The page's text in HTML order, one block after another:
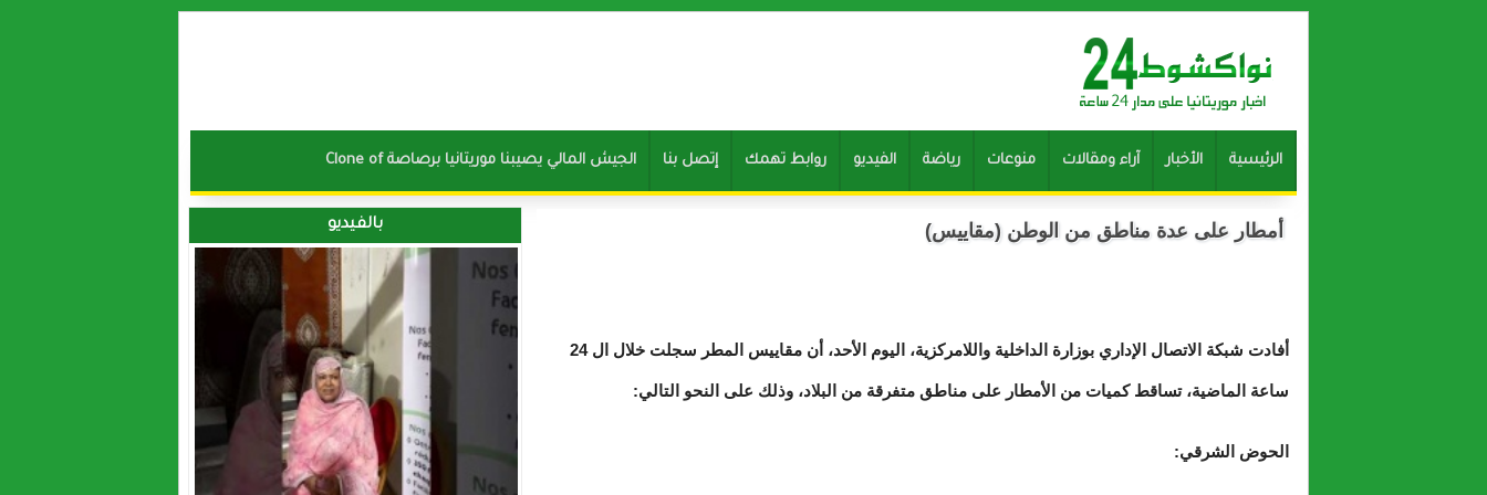
الرئيسية الأخبار آراء ومقالات منوعات رياضة الفيديو روابط تهمك إتصل بنا Clone of الجيش المالي يصيبنا موريتانيا برصاصة
أمطار على عدة مناطق من الوطن (مقاييس)
أفادت شبكة الاتصال الإداري بوزارة الداخلية واللامركزية، اليوم الأحد، أن مقاييس المطر سجلت خلال ال 24
ساعة الماضية، تساقط كميات من الأمطار على مناطق متفرقة من البلاد، وذلك على النحو التالي:
الحوض الشرقي:
بالفيديو